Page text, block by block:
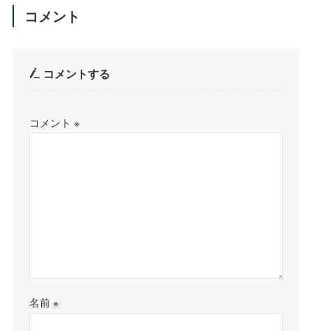
コメント
コメントする
コメント※
名前※